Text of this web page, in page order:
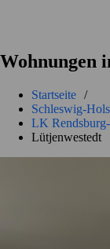
Wohnungen
Startseite /
Schleswig-
LK
Lütjenwestedt